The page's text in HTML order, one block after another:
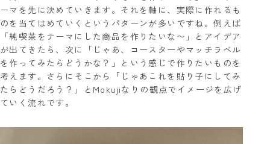
ーマを先に決めていきます。それを軸に、実際に作れるも
のを当てはめていくというパターンが多いですね。例えば
「純喫茶をテーマにした商品を作りたいな〜」とアイデア
が出てきたら、次に「じゃあ、コースターやマッチラベル
を作ってみたらどうかな？」という感じで作りたいものを
考えます。さらにそこから「じゃあこれを貼り子にしてみ
たらどうだろう？」とMokujiなりの観点でイメージを広げ
ていく流れです。